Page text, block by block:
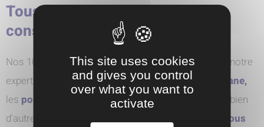
Tous nos produits par marque
constructeur
Nos 10 partenaires pour des solutions sur-mesure, notre
expertise sur lespompes pneumatiques à membrane,
les pompes centrifuges,lespompes doseuses
et bien
d'autres technologies innovantes. N'hésitez pas à
nous
This site uses cookies
and gives you control
over what you want to
activate